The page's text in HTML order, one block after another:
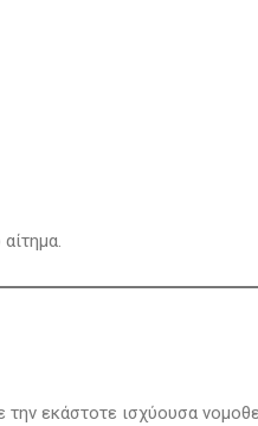
εκάστοτε ισχύουσα